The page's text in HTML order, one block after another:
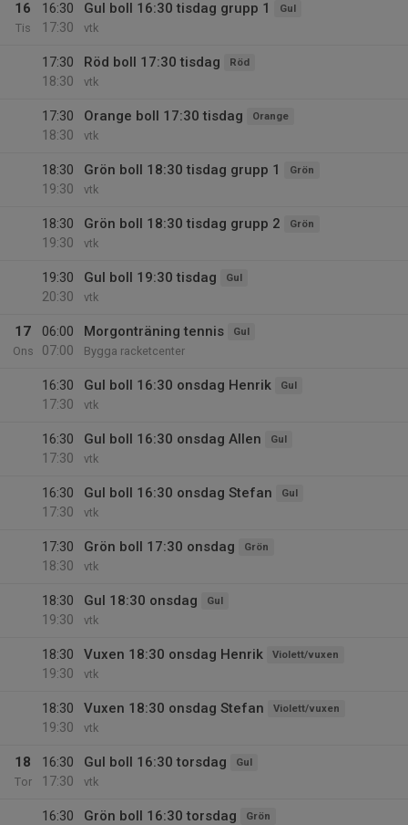
16
Tis
16:30
17:30
Gul boll 16:30 tisdag grupp 1 Gul
vtk
17:30
18:30
Röd boll 17:30 tisdag Röd
vtk
17:30
18:30
Orange boll 17:30 tisdag Orange
vtk
18:30
19:30
Grön boll 18:30 tisdag grupp 1 Grön
vtk
18:30
19:30
Grön boll 18:30 tisdag grupp 2 Grön
vtk
19:30
20:30
Gul boll 19:30 tisdag Gul
vtk
17
Ons
06:00
07:00
Morgonträning tennis Gul
Bygga racketcenter
16:30
17:30
Gul boll 16:30 onsdag Henrik Gul
vtk
16:30
17:30
Gul boll 16:30 onsdag Allen Gul
vtk
16:30
17:30
Gul boll 16:30 onsdag Stefan Gul
vtk
17:30
18:30
Grön boll 17:30 onsdag Grön
vtk
18:30
19:30
Gul 18:30 onsdag Gul
vtk
18:30
19:30
Vuxen 18:30 onsdag Henrik Violett/vuxen
vtk
18:30
19:30
Vuxen 18:30 onsdag Stefan Violett/vuxen
vtk
18
Tor
16:30
17:30
Gul boll 16:30 torsdag Gul
vtk
16:30
Grön boll 16:30 torsdag Grön